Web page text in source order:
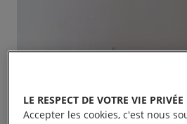
LE RESPECT DE VOTRE VIE
Accepter les cookies, c'est nous